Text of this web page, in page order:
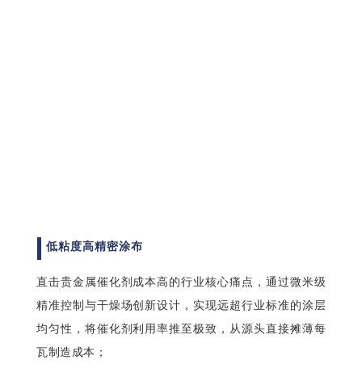
低粘度高精密涂布
直击贵金属催化剂成本高的行业核心痛点，通过微米级
精准控制与干燥场创新设计，实现远超行业标准的涂层
均匀性，将催化剂利用率推至极致，从源头直接摊薄每
瓦制造成本；